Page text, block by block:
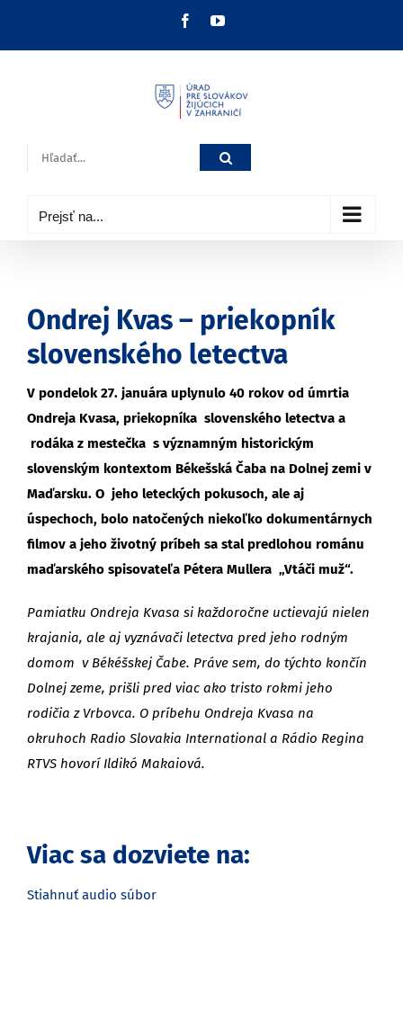
FacebookYouTube
Hľadať:
Prejsť na...
Ondrej Kvas – priekopník
slovenského letectva
V pondelok 27. januára uplynulo 40 rokov od úmrtia
Ondreja Kvasa, priekopníka slovenského letectva a
rodáka z mestečka s významným historickým
slovenským kontextom Békešská Čaba na Dolnej zemi v
Maďarsku. O jeho leteckých pokusoch, ale aj
úspechoch, bolo natočených niekoľko dokumentárnych
filmov a jeho životný príbeh sa stal predlohou románu
maďarského spisovateľa Pétera Mullera „Vtáči muž“.
Pamiatku Ondreja Kvasa si každoročne uctievajú nielen
krajania, ale aj vyznávači letectva pred jeho rodným
domom v Békéšskej Čabe. Práve sem, do týchto končín
Dolnej zeme, prišli pred viac ako tristo rokmi jeho
rodičia z Vrbovca. O príbehu Ondreja Kvasa na
okruhoch Radio Slovakia International a Rádio Regina
RTVS hovorí Ildikó Makaiová.
Viac sa dozviete na:
Stiahnuť audio súbor